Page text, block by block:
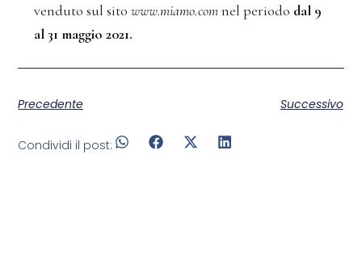
venduto sul sitowww.miamo.comnel periodo dal 9
al 31 maggio 2021.
Precedente Successivo
Condividi il post: